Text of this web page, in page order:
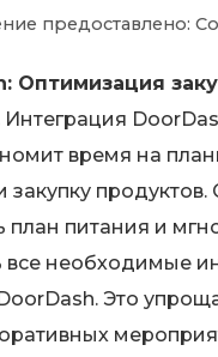
предоставлено:
Оптимизация
Интеграция
время на
закупку
план питания и
все необходимые
Это